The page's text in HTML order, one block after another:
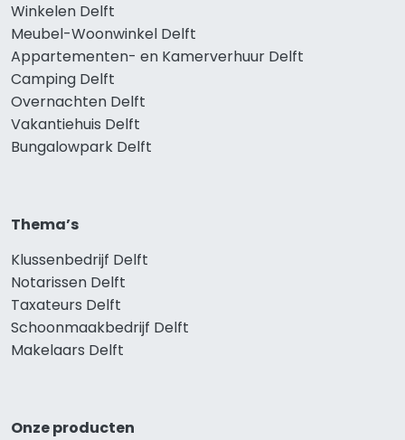
Winkelen Delft
Meubel-Woonwinkel Delft
Appartementen- en Kamerverhuur Delft
Camping Delft
Overnachten Delft
Vakantiehuis Delft
Bungalowpark Delft
Thema’s
Klussenbedrijf Delft
Notarissen Delft
Taxateurs Delft
Schoonmaakbedrijf Delft
Makelaars Delft
Onze producten